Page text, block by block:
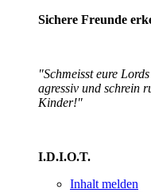
Sichere Freunde
"Schmeisst eure
agressiv und schrein
Kinder!"
I.D.I.O.T.
Inhalt melden